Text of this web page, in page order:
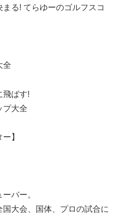
る! てらゆーのゴルフスコ
全
ばす!
プ大全
】
バー。
大会、国体、プロの試合に